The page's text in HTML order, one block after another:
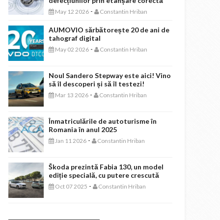
May 12 2026 - Constantin Hriban
AUMOVIO sărbătorește 20 de ani de
tahograf digital
May 02 2026 - Constantin Hriban
Noul Sandero Stepway este aici! Vino
să îl descoperi și să îl testezi!
Mar 13 2026 - Constantin Hriban
Înmatriculările de autoturisme în
Romania în anul 2025
Jan 11 2026 - Constantin Hriban
Škoda prezintă Fabia 130, un model
ediție specială, cu putere crescută
Oct 07 2025 - Constantin Hriban